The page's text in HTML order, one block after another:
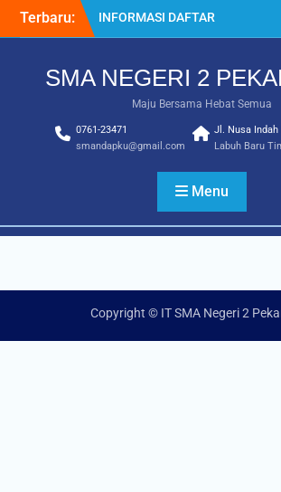
Terbaru:
INFORMASI DAFTAR
ULANG SPMB 2025-2026
KELAS 12 TAHUN
SISTEM PENERIMAAN
MURID BARU (SPMB) 2025-
2026
Juara MTQ Kota Pekanbaru
INFORMASI DAFTAR
SMA NEGERI 2
Maju Bersama Hebat Semua
0761-23471
smandapku@gmail.com
Jl. Nusa Indah
Labuh Baru
Menu
Copyright © IT SMA Negeri 2